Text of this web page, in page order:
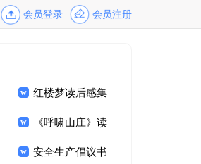
会员登录 会员注册
红楼梦读后感集
合15篇《呼啸山庄》读
后感(合集15篇)
安全生产倡议书